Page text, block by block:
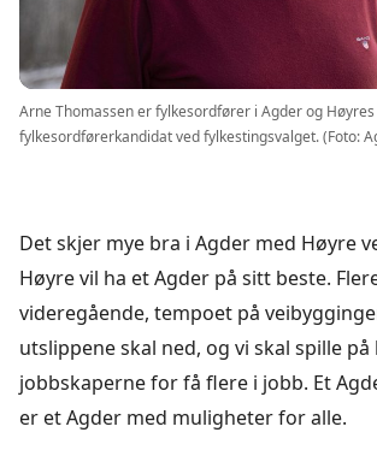
Arne Thomassen er fylkesordfører i Agder og Høyres
fylkesordførerkandidat ved fylkestingsvalget. (Foto:
Det skjer mye bra i Agder med Høyre
Høyre vil ha et Agder på sitt beste.
videregående, tempoet på
utslippene skal ned, og vi skal spille på
jobbskaperne for få flere i jobb. Et
er et Agder med muligheter for alle.